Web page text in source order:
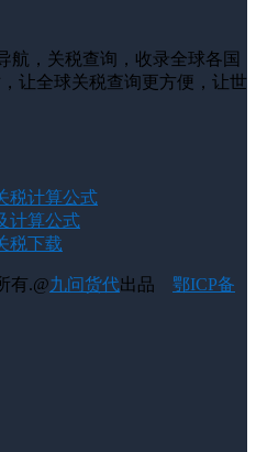
航，关税查询，收录全球各国
让全球关税查询更方便，让世
税计算公式
计算公式
税下载
有.@九问货代出品 鄂ICP备